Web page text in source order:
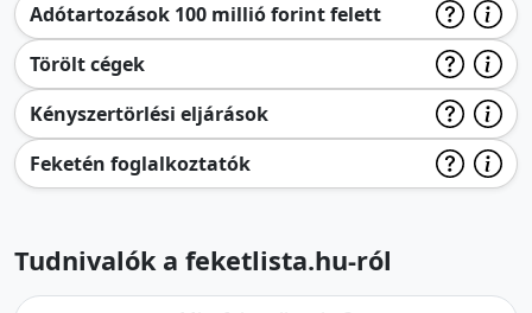
Adótartozások 100 millió forint felett
Törölt cégek
Kényszertörlési eljárások
Feketén foglalkoztatók
Tudnivalók a feketlista.hu-ról